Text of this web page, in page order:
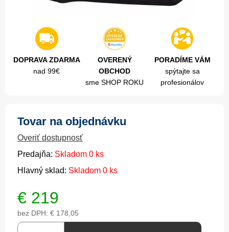
DOPRAVA ZDARMA
nad 99€
OVERENÝ
OBCHOD
sme SHOP ROKU
PORADÍME VÁM
spýtajte sa
profesionálov
Tovar na objednávku
Overiť dostupnosť
Predajňa: Skladom 0 ks
Hlavný sklad: Skladom 0 ks
€ 219
bez DPH: € 178,05